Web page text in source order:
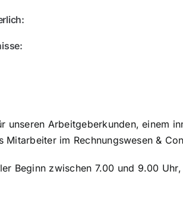
unseren Arbeitgeberkunden, einem
Mitarbeiter im Rechnungswesen &
Beginn zwischen 7.00 und 9.00